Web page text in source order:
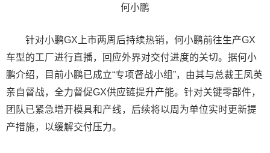
何小鹏
针对小鹏GX上市两周后持续热销，何小鹏前往生产GX
车型的工厂进行直播，回应外界对交付进度的关切。据何小
鹏介绍，目前小鹏已成立“专项督战小组”，由其与总裁王凤英
亲自督战，全力督促GX供应链提升产能。针对关键零部件，
团队已紧急增开模具和产线，后续将以周为单位实时更新提
产措施，以缓解交付压力。